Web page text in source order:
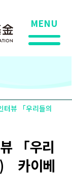
MENU
터뷰 「우리들의
「우리
카이베